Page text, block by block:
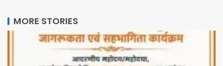
MORE STORIES